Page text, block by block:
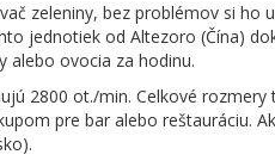
zeleniny, bez problémov si ho
jednotiek od Altezoro (Čína)
alebo ovocia za hodinu.
2800 ot./min. Celkové rozmery
pre bar alebo reštauráciu.